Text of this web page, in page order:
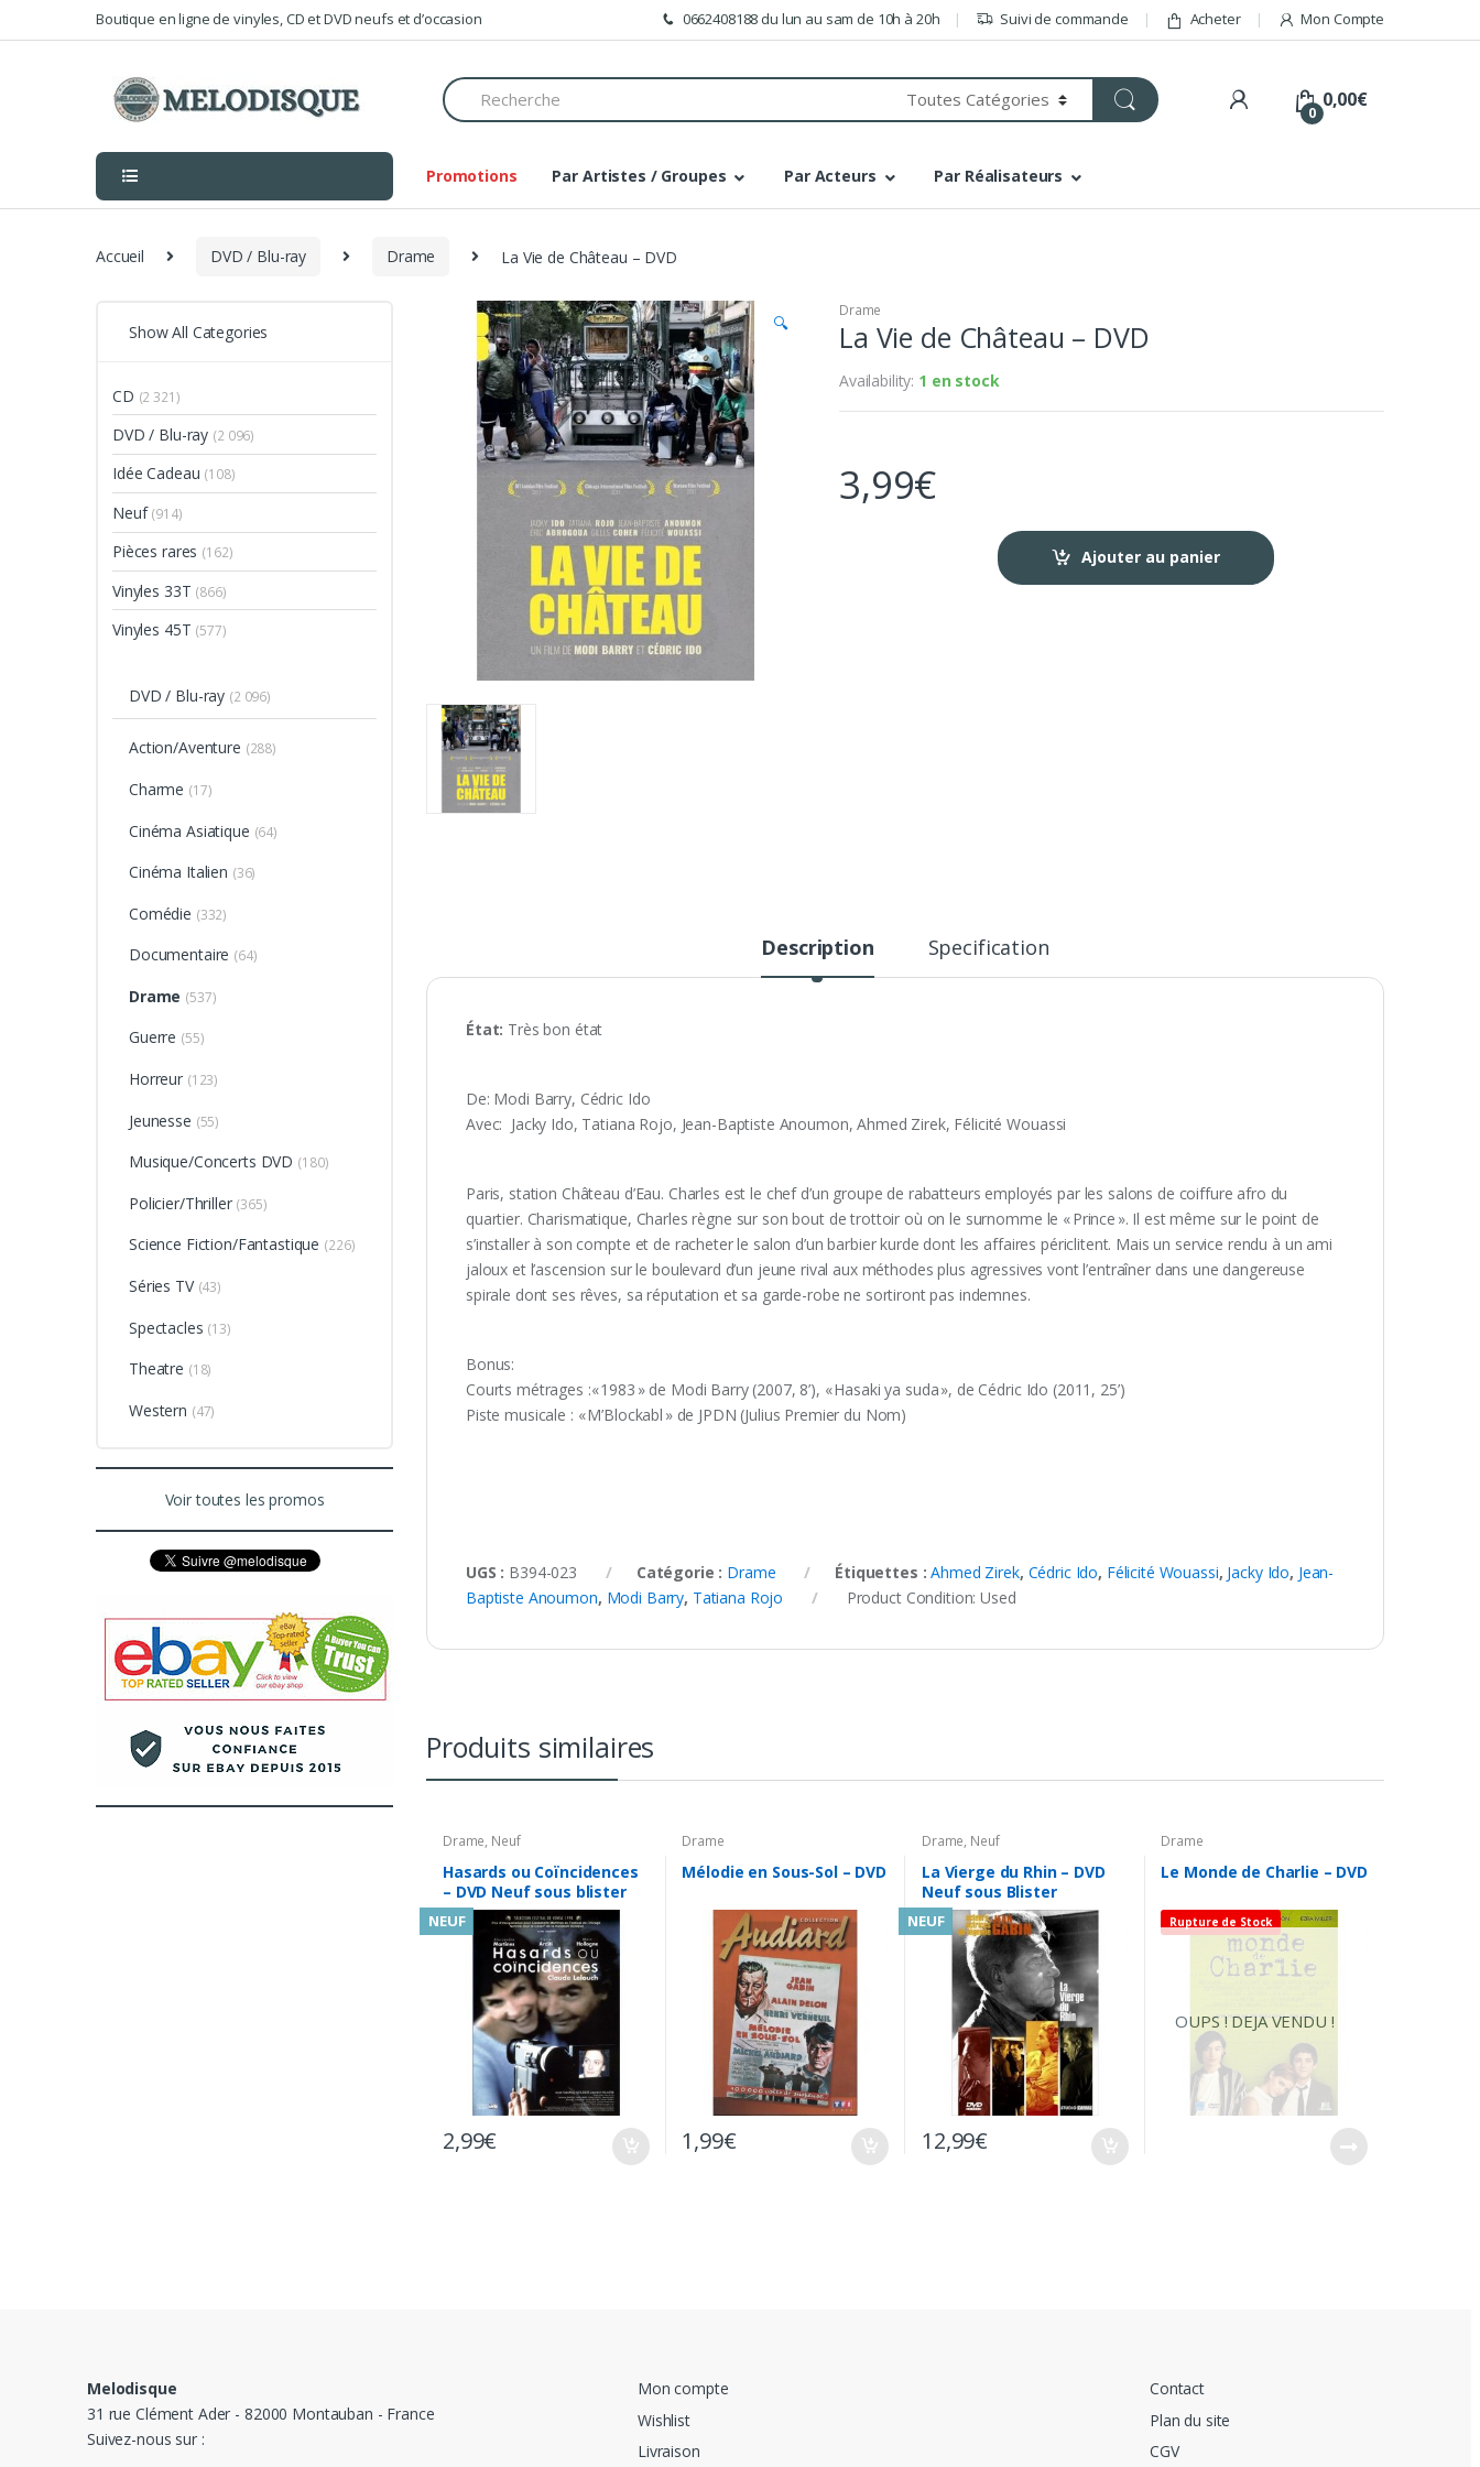
to
to
Boutique en ligne de vinyles, CD et DVD neufs et d’occasion 0662408188 du lun au sam de 10h à 20h Suivi de commande Acheter Mon Compte
Search
for:
0
0,00€
Promotions Par Artistes / Groupes Par Acteurs Par Réalisateurs
Accueil DVD / Blu-ray Drame La Vie de Château – DVD
🔍
Drame
La Vie de Château – DVD
Availability: 1 en stock
3,99€
Ajouter au panier
Description Specification
État: Très bon état
De: Modi Barry, Cédric Ido
Avec: ‎ Jacky Ido, Tatiana Rojo, Jean-Baptiste Anoumon, Ahmed Zirek, Félicité Wouassi
Paris, station Château d’Eau. Charles est le chef d’un groupe de rabatteurs employés par les salons de coiffure afro du
quartier. Charismatique, Charles règne sur son bout de trottoir où on le surnomme le « Prince ». Il est même sur le point de
s’installer à son compte et de racheter le salon d’un barbier kurde dont les affaires périclitent. Mais un service rendu à un ami
jaloux et l’ascension sur le boulevard d’un jeune rival aux méthodes plus agressives vont l’entraîner dans une dangereuse
spirale dont ses rêves, sa réputation et sa garde-robe ne sortiront pas indemnes.
Bonus:
Courts métrages :« 1983 » de Modi Barry (2007, 8’), « Hasaki ya suda », de Cédric Ido (2011, 25’)
Piste musicale : « M’Blockabl » de JPDN (Julius Premier du Nom)
UGS : B394-023 Catégorie : Drame Étiquettes :Ahmed Zirek, Cédric Ido, Félicité Wouassi, Jacky Ido, Jean-
Baptiste Anoumon, Modi Barry, Tatiana Rojo Product Condition:Used
Produits similaires
Drame, Neuf
Hasards ou Coïncidences
– DVD Neuf sous blister
NEUF
2,99€
Drame
Mélodie en Sous-Sol – DVD
1,99€
Drame, Neuf
La Vierge du Rhin – DVD
Neuf sous Blister
NEUF
12,99€
Drame
Le Monde de Charlie – DVD
Rupture de Stock
OUPS ! DEJA VENDU !
Show All Categories
CD (2 321)
DVD / Blu-ray (2 096)
Idée Cadeau (108)
Neuf (914)
Pièces rares (162)
Vinyles 33T (866)
Vinyles 45T (577)
DVD / Blu-ray (2 096)
Action/Aventure (288)
Charme (17)
Cinéma Asiatique (64)
Cinéma Italien (36)
Comédie (332)
Documentaire (64)
Drame (537)
Guerre (55)
Horreur (123)
Jeunesse (55)
Musique/Concerts DVD (180)
Policier/Thriller (365)
Science Fiction/Fantastique (226)
Séries TV (43)
Spectacles (13)
Theatre (18)
Western (47)
Voir toutes les promos
Melodisque
31 rue Clément Ader - 82000 Montauban - France
Suivez-nous sur :
Mon compte
Wishlist
Livraison
Contact
Plan du site
CGV